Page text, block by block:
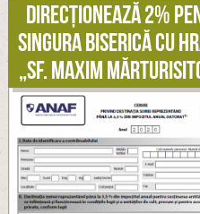
Direcționează 2%
singura biserică cu
„Sf. Maxim